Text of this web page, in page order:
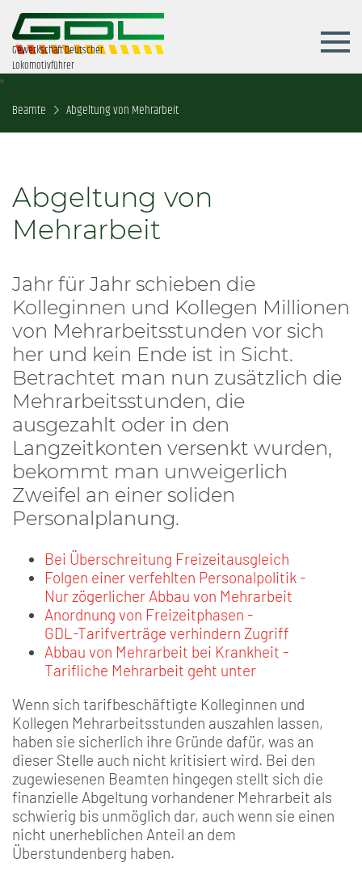
Gewerkschaft Deutscher
Lokomotivführer
Beamte Abgeltung von Mehrarbeit
Abgeltung von
Mehrarbeit
Jahr für Jahr schieben die
Kolleginnen und Kollegen Millionen
von Mehrarbeitsstunden vor sich
her und kein Ende ist in Sicht.
Betrachtet man nun zusätzlich die
Mehrarbeitsstunden, die
ausgezahlt oder in den
Langzeitkonten versenkt wurden,
bekommt man unweigerlich
Zweifel an einer soliden
Personalplanung.
Bei Überschreitung Freizeitausgleich
Folgen einer verfehlten Personalpolitik -
Nur zögerlicher Abbau von Mehrarbeit
Anordnung von Freizeitphasen -
GDL-Tarifverträge verhindern Zugriff
Abbau von Mehrarbeit bei Krankheit -
Tarifliche Mehrarbeit geht unter
Wenn sich tarifbeschäftigte Kolleginnen und
Kollegen Mehrarbeitsstunden auszahlen lassen,
haben sie sicherlich ihre Gründe dafür, was an
dieser Stelle auch nicht kritisiert wird. Bei den
zugewiesenen Beamten hingegen stellt sich die
finanzielle Abgeltung vorhandener Mehrarbeit als
schwierig bis unmöglich dar, auch wenn sie einen
nicht unerheblichen Anteil an dem
Überstundenberg haben.